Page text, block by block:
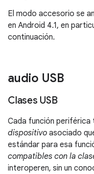
El modo accesorio se
en Android 4.1, en
continuación.
audio USB
Clases USB
Cada función periférica
dispositivo asociado
estándar para esa
compatibles con la
interoperen, sin un